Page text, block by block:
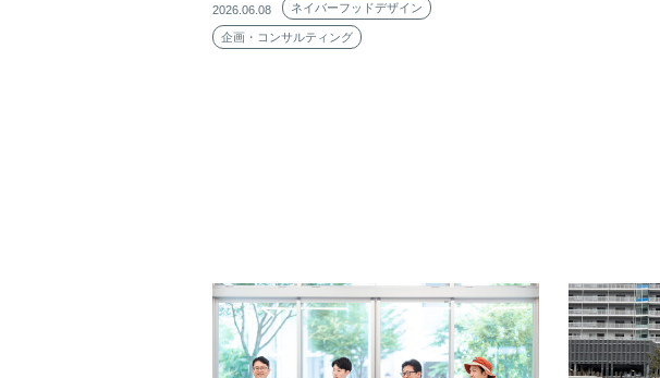
2026.06.08 ネイバーフッドデザイン
企画・コンサルティング